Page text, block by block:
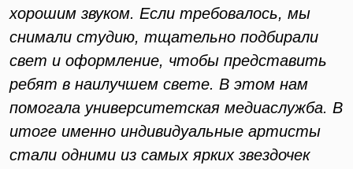
хорошим звуком. Если требовалось, мы
снимали студию, тщательно подбирали
свет и оформление, чтобы представить
ребят в наилучшем свете. В этом нам
помогала университетская медиаслужба. В
итоге именно индивидуальные артисты
стали одними из самых ярких звездочек